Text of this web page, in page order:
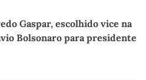
Gaspar, escolhido vice na
Bolsonaro para presidente